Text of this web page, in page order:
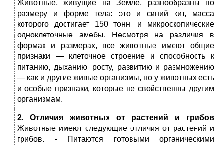
Животные, живущие на Земле, разнообразны по
размеру и форме тела: это и синий кит, масса
которого достигает 150 тонн, и микроскопические
одноклеточные амебы. Несмотря на различия в
формах и размерах, все животные имеют общие
признаки — клеточное строение и способность к
питанию, дыханию, росту, развитию и размножению
— как и другие живые организмы, но у животных есть
и особые признаки, которые не свойственны другим
организмам.
2. Отличия животных от растений и грибов
Животные имеют следующие отличия от растений и
грибов. - Питаются готовыми органическими